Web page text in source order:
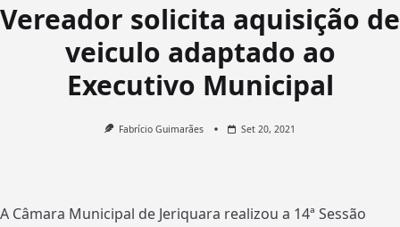
Vereador solicita aquisição de
veiculo adaptado ao
Executivo Municipal
Fabrício Guimarães Set 20, 2021
A Câmara Municipal de Jeriquara realizou a 14ª Sessão